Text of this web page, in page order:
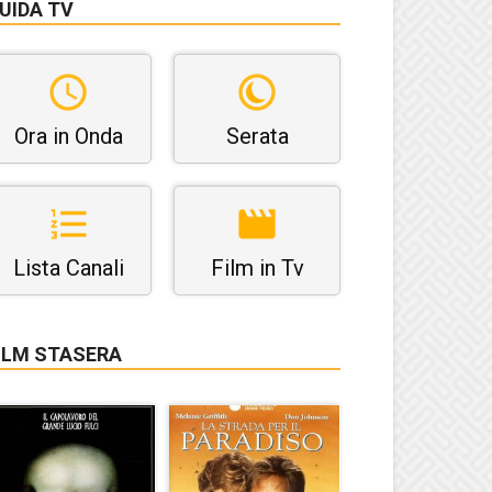
TV
Ora in Onda Serata
Lista Canali Film in Tv
STASERA